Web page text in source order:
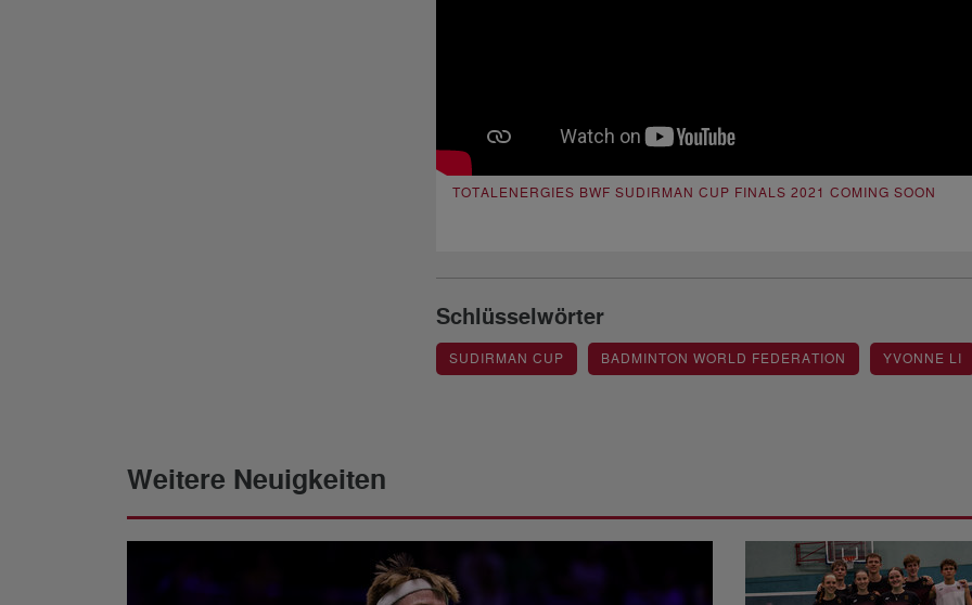
TOTALENERGIES BWF SUDIRMAN CUP FINALS 2021 COMING SOON
Schlüsselwörter
SUDIRMAN CUP BADMINTON WORLD FEDERATION YVONNE LI
Weitere Neuigkeiten